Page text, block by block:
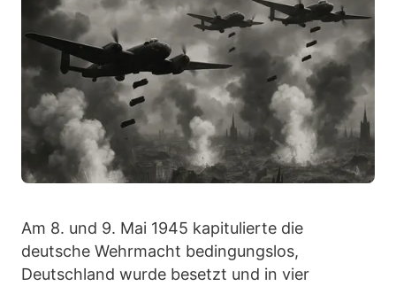
Am 8. und 9. Mai 1945 kapitulierte die
deutsche Wehrmacht bedingungslos,
Deutschland wurde besetzt und in vier